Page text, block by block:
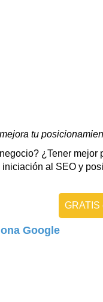
tu
¿Tener
iniciación al SEO y
GRATIS
Google